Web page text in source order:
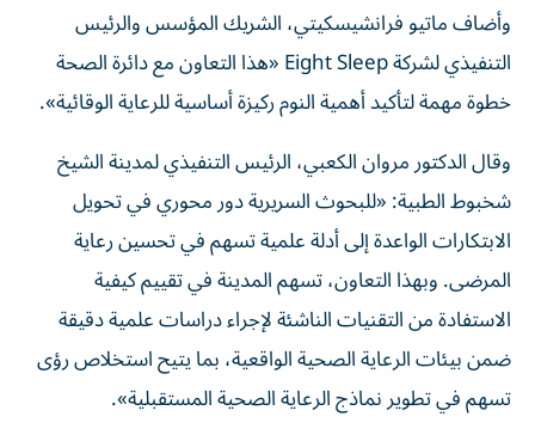
وأضاف ماتيو فرانشيسكيتي، الشريك المؤسس والرئيس
التنفيذي لشركة Eight Sleep «هذا التعاون مع دائرة الصحة
خطوة مهمة لتأكيد أهمية النوم ركيزة أساسية للرعاية الوقائية».
وقال الدكتور مروان الكعبي، الرئيس التنفيذي لمدينة الشيخ
شخبوط الطبية: «للبحوث السريرية دور محوري في تحويل
الابتكارات الواعدة إلى أدلة علمية تسهم في تحسين رعاية
المرضى. وبهذا التعاون، تسهم المدينة في تقييم كيفية
الاستفادة من التقنيات الناشئة لإجراء دراسات علمية دقيقة
ضمن بيئات الرعاية الصحية الواقعية، بما يتيح استخلاص رؤى
تسهم في تطوير نماذج الرعاية الصحية المستقبلية».